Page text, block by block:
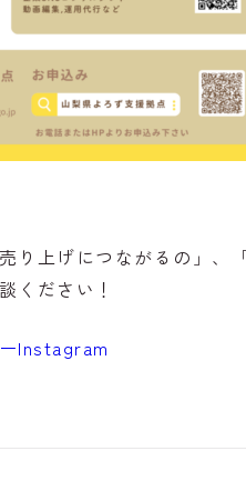
り上げにつながるの」、
ください！
Instagram